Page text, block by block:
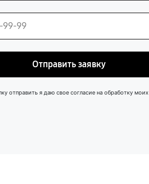
Отправить заявку
отправить я даю свое согласие на обработку моих